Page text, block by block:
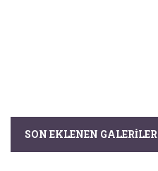
SON EKLENEN GALERILER